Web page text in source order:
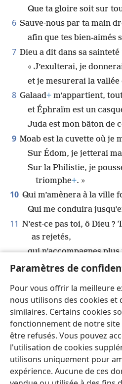
Paramètres de
Pour vous offrir la meilleure
nous utilisons des cookies et
similaires. Certains cookies
fonctionnement de notre
être refusés. Vous pouvez
l'utilisation de cookies
utilisons uniquement pour
expérience. Aucune de ces
Que ta gloire soit sur
6 Sauve-nous par ta main
afin que tes bien-aimés
7 Dieu a dit dans sa sainteté
« J’exulterai, je
et je mesurerai la
8 Galaad+ m’appartient,
et Éphraïm est un
Juda est mon bâton de
9 Moab est la cuvette où je
Sur Édom, je jetterai
Sur la Philistie, je
triomphe+. »
10 Qui m’amènera à la ville
Qui me conduira
11 N’est-ce pas toi, ô Dieu
as rejetés,
qui n’accompagnes
12 Secours-nous dans notre
13 Par Dieu nous
et il piétinera nos
Français
Copyright © 2026 Watch Tower Bible